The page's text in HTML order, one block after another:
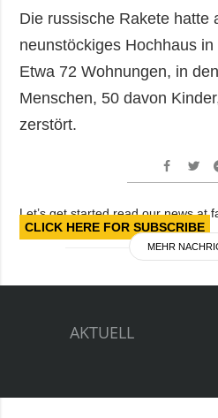
Die russische Rakete hatte
neunstöckiges Hochhaus
Etwa 72 Wohnungen, in
Menschen, 50 davon
zerstört.
Let’s get started read our news at
CLICK HERE FOR SUBSCRIBE
MEHR
AKTUELL